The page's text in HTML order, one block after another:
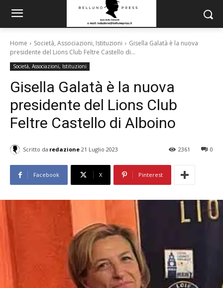
Home Società, Associazioni, Istituzioni
Gisella Galatà è la nuova
presidente del Lions Club Feltre Castello di...
Società, Associazioni, Istituzioni
Gisella Galatà è la nuova
presidente del Lions Club
Feltre Castello di Alboino
Scritto da redazione 21 Luglio 2023 0
2361
Facebook X Pinterest